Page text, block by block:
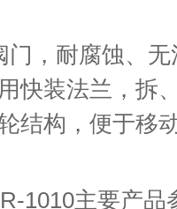
门，耐腐蚀、无
快装法兰，拆
结构，便于移
R-1010主要产品